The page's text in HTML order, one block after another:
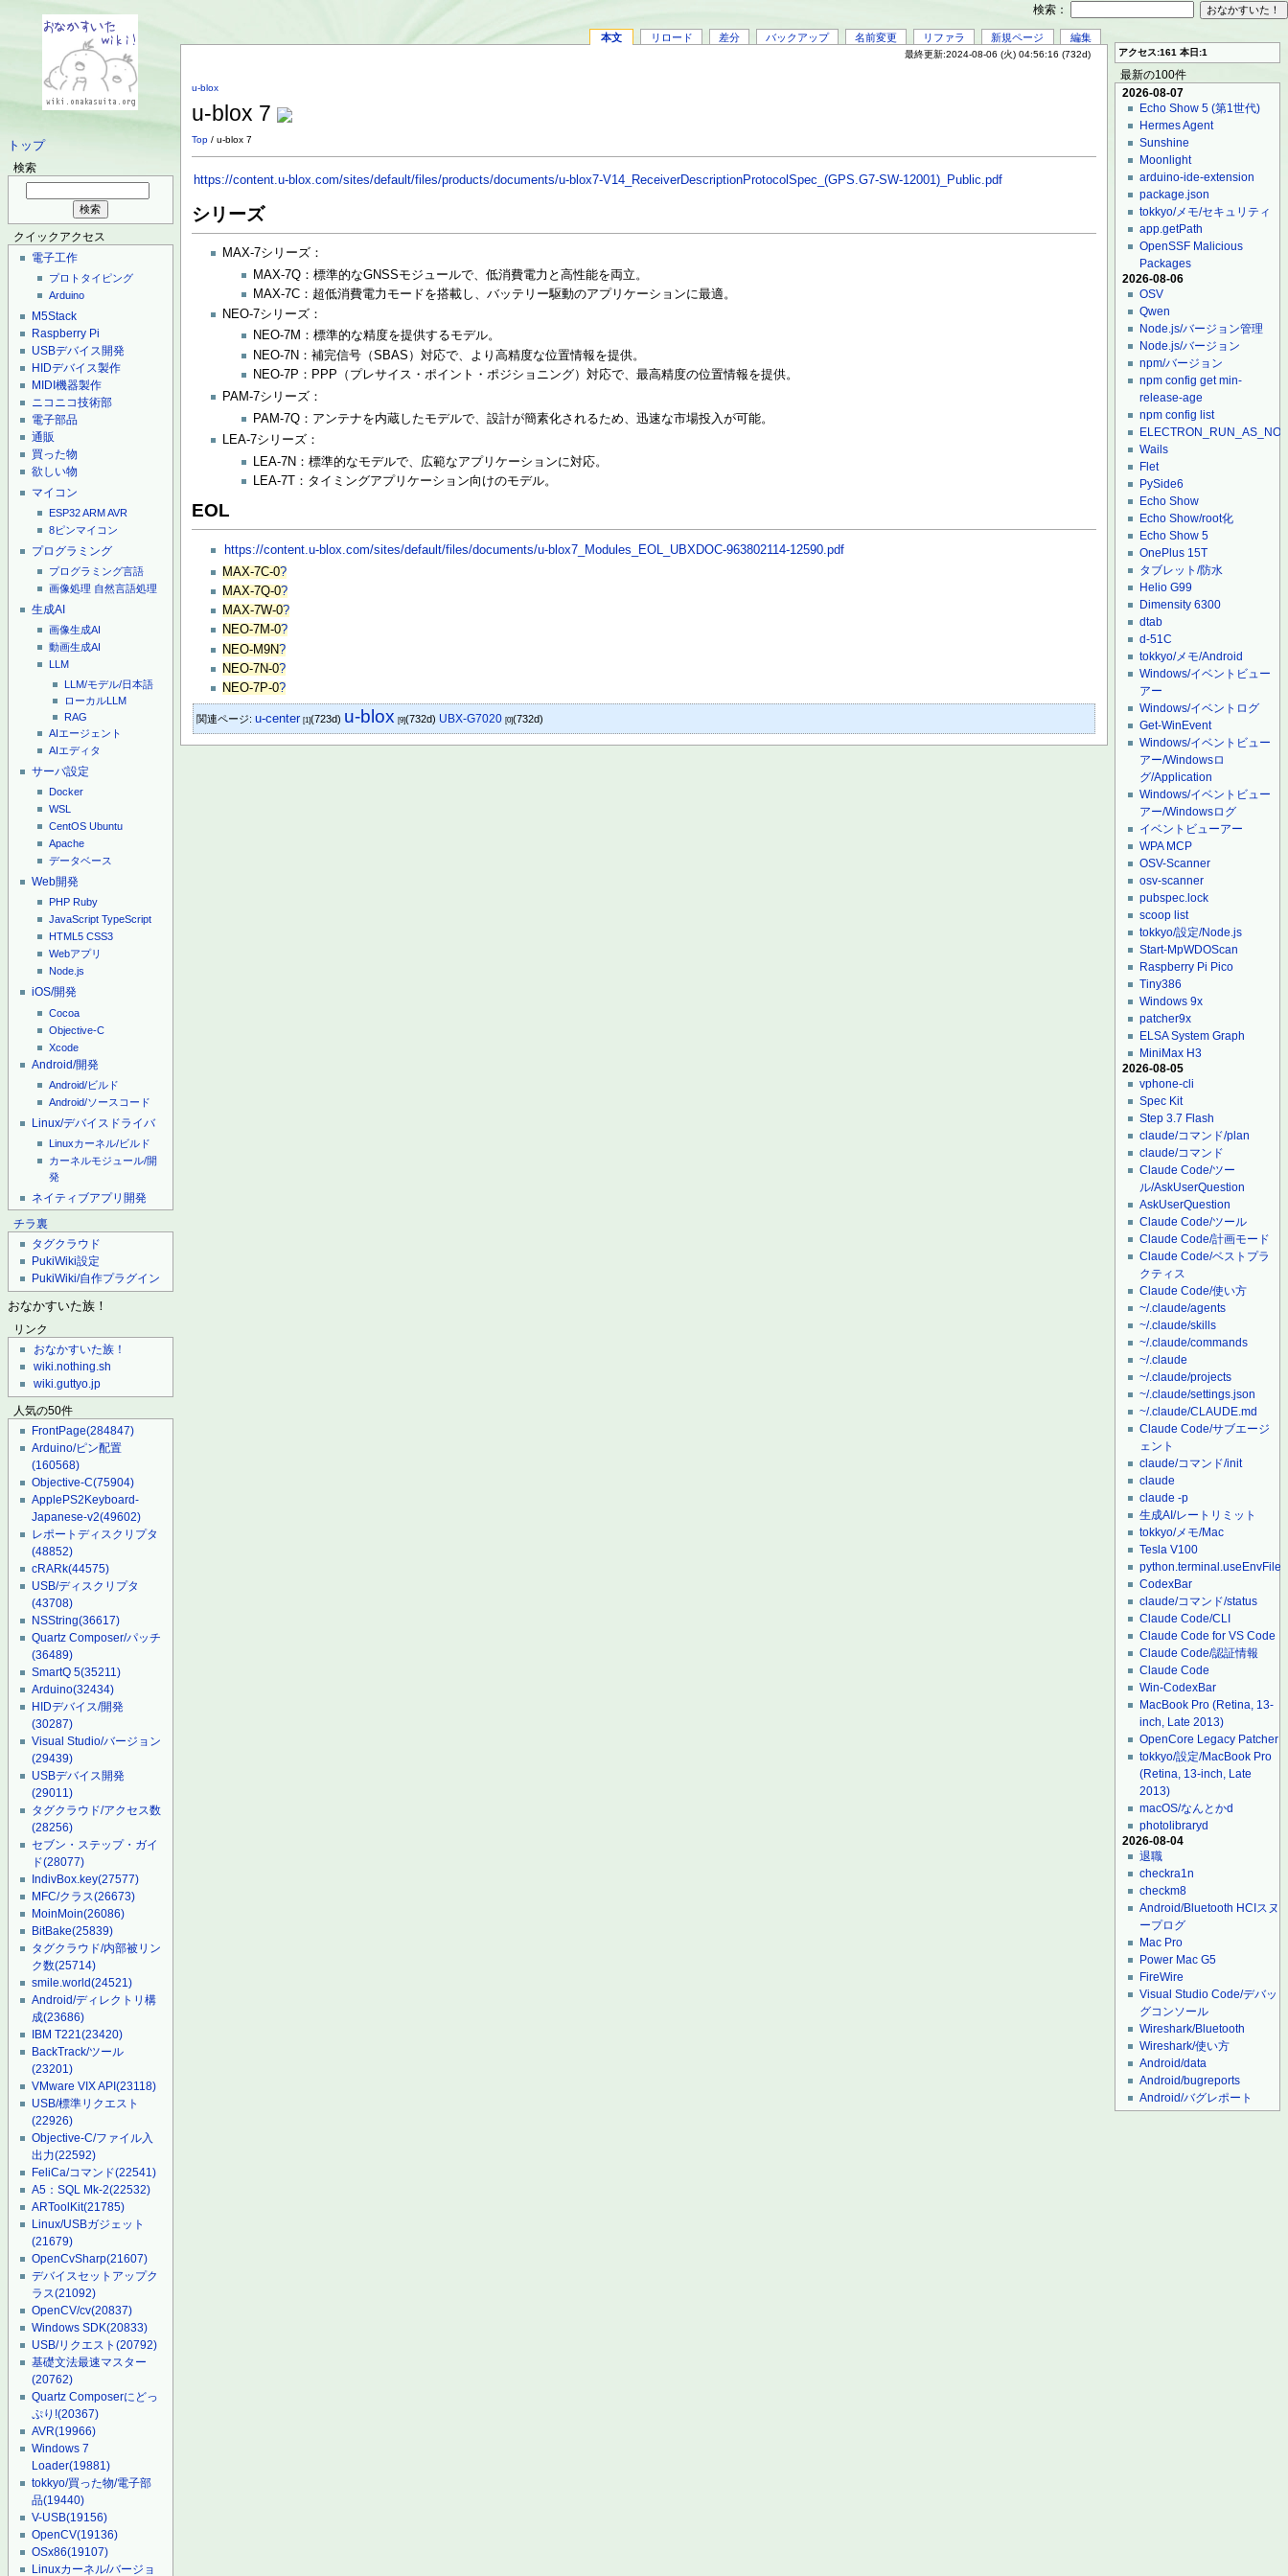
トップ
検索
クイックアクセス
電子工作
プロトタイピング
Arduino
M5Stack
Raspberry Pi
USBデバイス開発
HIDデバイス製作
MIDI機器製作
ニコニコ技術部
電子部品
通販
買った物
欲しい物
マイコン
ESP32ARMAVR
8ピンマイコン
プログラミング
プログラミング言語
画像処理 自然言語処理
生成AI
画像生成AI
動画生成AI
LLM
LLM/モデル/日本語
ローカルLLM
RAG
AIエージェント
AIエディタ
サーバ設定
Docker
WSL
CentOS Ubuntu
Apache
データベース
Web開発
PHP Ruby
JavaScript TypeScript
HTML5 CSS3
Webアプリ
Node.js
iOS/開発
Cocoa
Objective-C
Xcode
Android/開発
Android/ビルド
Android/ソースコード
Linux/デバイスドライバ
Linuxカーネル/ビルド
カーネルモジュール/開
発
ネイティブアプリ開発
チラ裏
タグクラウド
PukiWiki設定
PukiWiki/自作プラグイン
おなかすいた族！
リンク
おなかすいた族！
wiki.nothing.sh
wiki.guttyo.jp
人気の50件
FrontPage(284847)
Arduino/ピン配置
(160568)
Objective-C(75904)
ApplePS2Keyboard-
Japanese-v2(49602)
レポートディスクリプタ
(48852)
cRARk(44575)
USB/ディスクリプタ
(43708)
NSString(36617)
Quartz Composer/パッチ
(36489)
SmartQ 5(35211)
Arduino(32434)
HIDデバイス/開発
(30287)
Visual Studio/バージョン
(29439)
USBデバイス開発
(29011)
タグクラウド/アクセス数
(28256)
セブン・ステップ・ガイ
ド(28077)
IndivBox.key(27577)
MFC/クラス(26673)
MoinMoin(26086)
BitBake(25839)
タグクラウド/内部被リン
ク数(25714)
smile.world(24521)
Android/ディレクトリ構
成(23686)
IBM T221(23420)
BackTrack/ツール
(23201)
VMware VIX API(23118)
USB/標準リクエスト
(22926)
Objective-C/ファイル入
出力(22592)
FeliCa/コマンド(22541)
A5：SQL Mk-2(22532)
ARToolKit(21785)
Linux/USBガジェット
(21679)
OpenCvSharp(21607)
デバイスセットアップク
ラス(21092)
OpenCV/cv(20837)
Windows SDK(20833)
USB/リクエスト(20792)
基礎文法最速マスター
(20762)
Quartz Composerにどっ
ぷり!(20367)
AVR(19966)
Windows 7
Loader(19881)
tokkyo/買った物/電子部
品(19440)
V-USB(19156)
OpenCV(19136)
OSx86(19107)
Linuxカーネル/バージョ
本文 リロード 差分 バックアップ 名前変更 リファラ 新規ページ 編集
最終更新:2024-08-06 (火) 04:56:16 (732d)
u-blox
u-blox 7
Top / u-blox 7
https://content.u-blox.com/sites/default/files/products/documents/u-blox7-V14_ReceiverDescriptionProtocolSpec_(GPS.G7-SW-12001)_Public.pdf
シリーズ
MAX-7シリーズ：
MAX-7Q：標準的なGNSSモジュールで、低消費電力と高性能を両立。
MAX-7C：超低消費電力モードを搭載し、バッテリー駆動のアプリケーションに最適。
NEO-7シリーズ：
NEO-7M：標準的な精度を提供するモデル。
NEO-7N：補完信号（SBAS）対応で、より高精度な位置情報を提供。
NEO-7P：PPP（プレサイス・ポイント・ポジショニング）対応で、最高精度の位置情報を提供。
PAM-7シリーズ：
PAM-7Q：アンテナを内蔵したモデルで、設計が簡素化されるため、迅速な市場投入が可能。
LEA-7シリーズ：
LEA-7N：標準的なモデルで、広範なアプリケーションに対応。
LEA-7T：タイミングアプリケーション向けのモデル。
EOL
https://content.u-blox.com/sites/default/files/documents/u-blox7_Modules_EOL_UBXDOC-963802114-12590.pdf
MAX-7C-0?
MAX-7Q-0?
MAX-7W-0?
NEO-7M-0?
NEO-M9N?
NEO-7N-0?
NEO-7P-0?
関連ページ:u-center [1](723d) u-blox [9](732d) UBX-G7020 [0](732d)
アクセス:161 本日:1
最新の100件
2026-08-07
Echo Show 5 (第1世代)
Hermes Agent
Sunshine
Moonlight
arduino-ide-extension
package.json
tokkyo/メモ/セキュリティ
app.getPath
OpenSSF Malicious
Packages
2026-08-06
OSV
Qwen
Node.js/バージョン管理
Node.js/バージョン
npm/バージョン
npm config get min-
release-age
npm config list
Wails
Flet
PySide6
Echo Show
Echo Show/root化
Echo Show 5
OnePlus 15T
タブレット/防水
Helio G99
Dimensity 6300
dtab
d-51C
tokkyo/メモ/Android
Windows/イベントビュー
アー
Windows/イベントログ
Get-WinEvent
Windows/イベントビュー
アー/Windowsロ
グ/Application
Windows/イベントビュー
アー/Windowsログ
イベントビューアー
WPA MCP
OSV-Scanner
osv-scanner
pubspec.lock
scoop list
tokkyo/設定/Node.js
Start-MpWDOScan
Raspberry Pi Pico
Tiny386
Windows 9x
patcher9x
ELSA System Graph
MiniMax H3
2026-08-05
vphone-cli
Spec Kit
Step 3.7 Flash
claude/コマンド/plan
claude/コマンド
Claude Code/ツー
ル/AskUserQuestion
AskUserQuestion
Claude Code/ツール
Claude Code/計画モード
Claude Code/ベストプラ
クティス
Claude Code/使い方
~/.claude/agents
~/.claude/skills
~/.claude/commands
~/.claude
~/.claude/projects
~/.claude/settings.json
~/.claude/CLAUDE.md
Claude Code/サブエージ
ェント
claude/コマンド/init
claude
claude -p
生成AI/レートリミット
tokkyo/メモ/Mac
Tesla V100
python.terminal.useEnvFile
CodexBar
claude/コマンド/status
Claude Code/CLI
Claude Code for VS Code
Claude Code/認証情報
Claude Code
Win-CodexBar
MacBook Pro (Retina, 13-
inch, Late 2013)
OpenCore Legacy Patcher
tokkyo/設定/MacBook Pro
(Retina, 13-inch, Late
2013)
macOS/なんとかd
photolibraryd
2026-08-04
退職
checkra1n
checkm8
Android/Bluetooth HCIスヌ
ープログ
Mac Pro
Power Mac G5
FireWire
Visual Studio Code/デバッ
グコンソール
Wireshark/Bluetooth
Wireshark/使い方
Android/data
Android/bugreports
Android/バグレポート
検索：